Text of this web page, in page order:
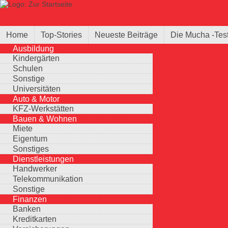
Direkt zum Inhalt
Home Top-Stories Neueste Beiträge
Die Mucha -
Ausbildung
Kindergärten
Schulen
Sonstige
Universitäten
Auto & Motor
KFZ-Werkstätten
Bauen & Wohnen
Miete
Eigentum
Sonstiges
Dienstleistungen
Handwerker
Telekommunikation
Sonstige
Finanzen
Banken
Kreditkarten